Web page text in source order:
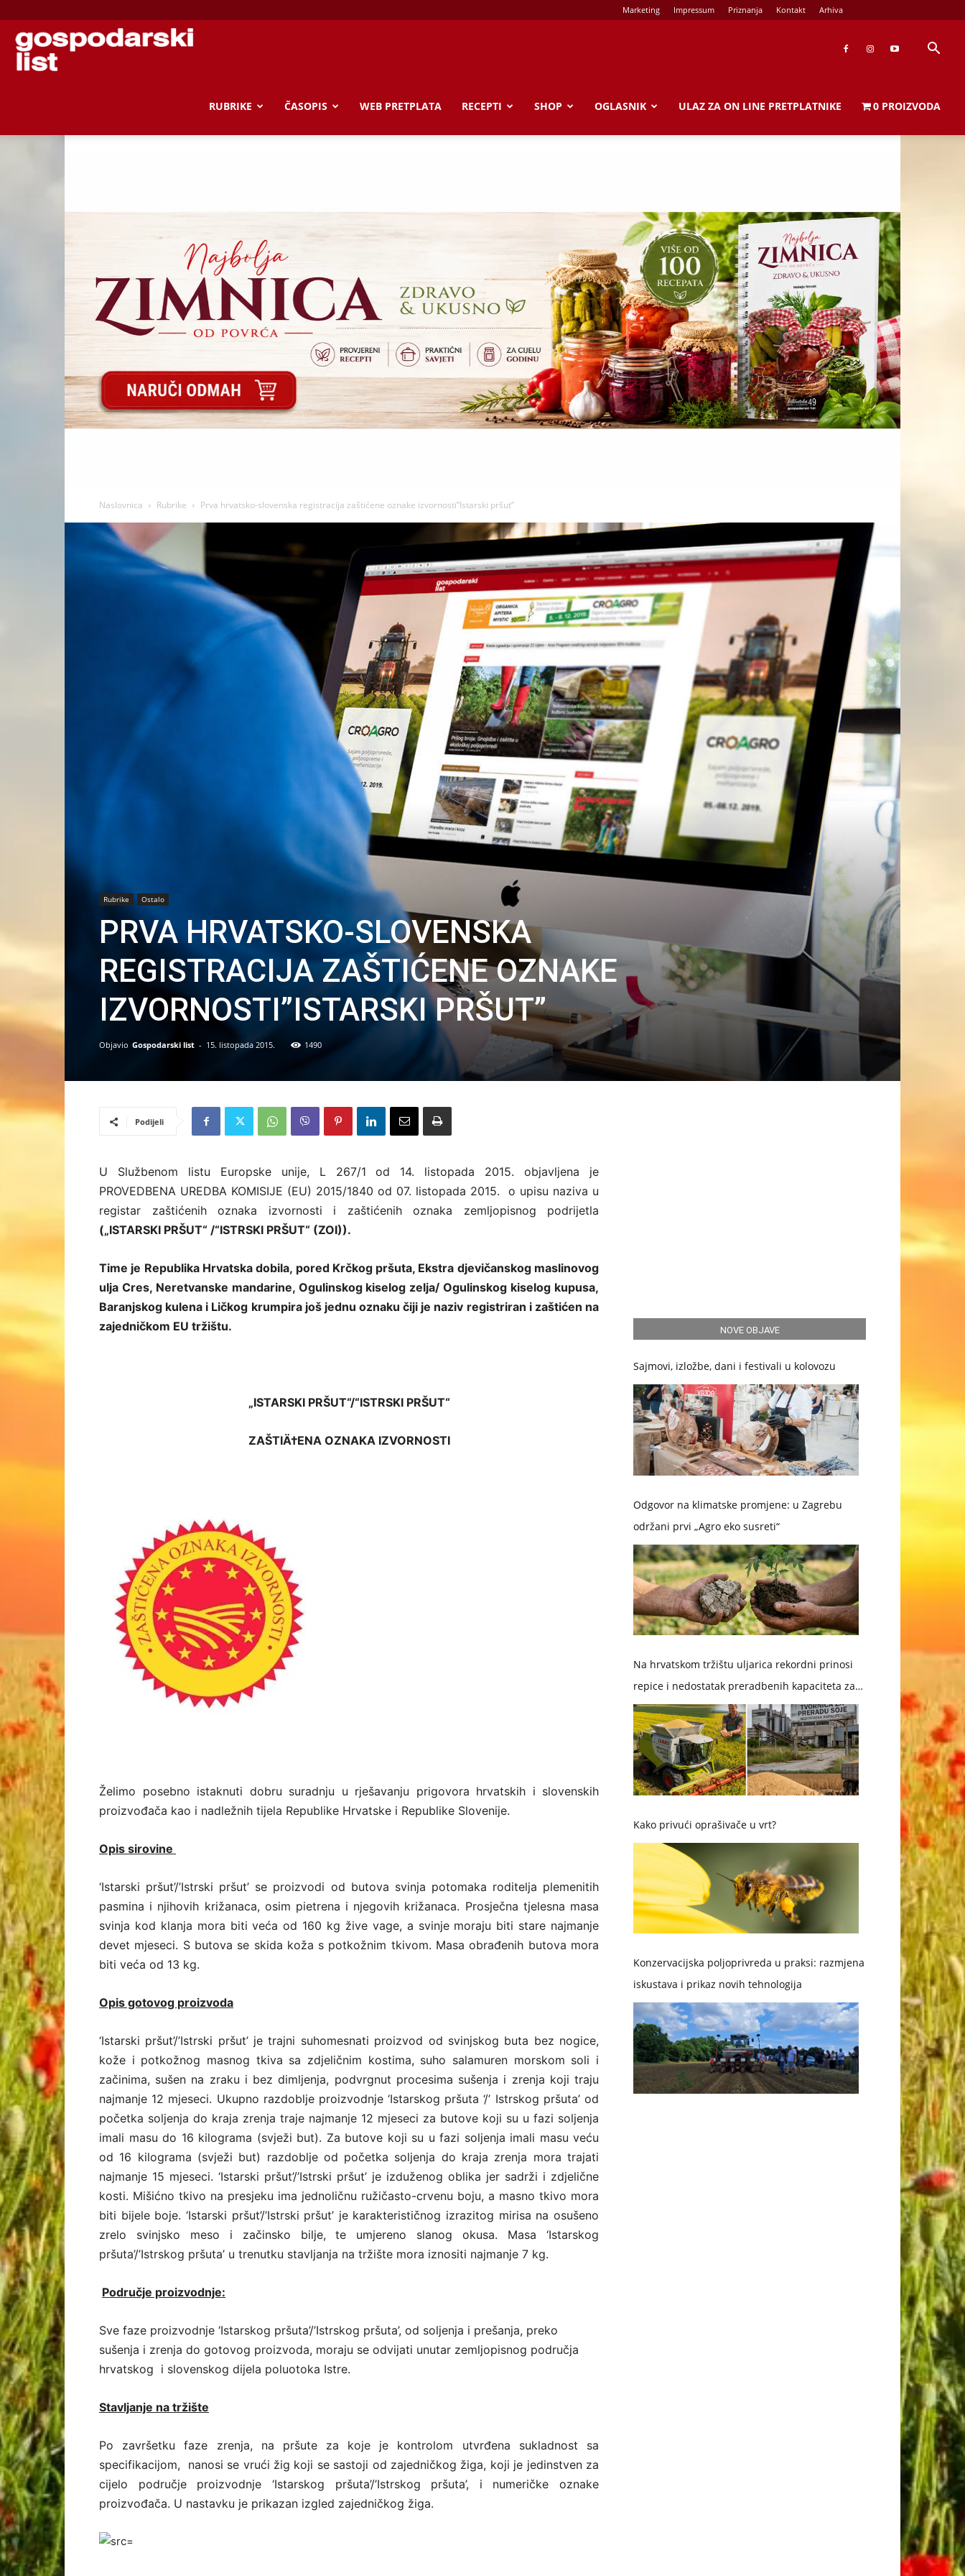
Marketing Impressum Priznanja Kontakt Arhiva
Gospodarski
RUBRIKE ČASOPIS WEB PRETPLATA RECEPTI SHOP OGLASNIK ULAZ ZA ON LINE PRETPLATNIKE 0 PROIZVODA
Naslovnica Rubrike Prva hrvatsko-slovenska registracija zaštićene oznake izvornosti”Istarski pršut”
Rubrike Ostalo
PRVA HRVATSKO-SLOVENSKA
REGISTRACIJA ZAŠTIĆENE OZNAKE
IZVORNOSTI”ISTARSKI PRŠUT”
Objavio Gospodarski list - 15. listopada 2015. 1490
Podijeli
U Službenom listu Europske unije, L 267/1 od 14. listopada 2015. objavljena je
PROVEDBENA UREDBA KOMISIJE (EU) 2015/1840 od 07. listopada 2015. o upisu naziva u
registar zaštićenih oznaka izvornosti i zaštićenih oznaka zemljopisnog podrijetla
(„ISTARSKI PRŠUT“ /“ISTRSKI PRŠUT“ (ZOI)).
Time je Republika Hrvatska dobila, pored Krčkog pršuta, Ekstra djevičanskog maslinovog
ulja Cres, Neretvanske mandarine, Ogulinskog kiselog zelja/ Ogulinskog kiselog kupusa,
Baranjskog kulena i Ličkog krumpira još jednu oznaku čiji je naziv registriran i zaštićen na
zajedničkom EU tržištu.
„ISTARSKI PRŠUT“/“ISTRSKI PRŠUT“
ZAŠTIÄ†ENA OZNAKA IZVORNOSTI
Želimo posebno istaknuti dobru suradnju u rješavanju prigovora hrvatskih i slovenskih
proizvođača kao i nadležnih tijela Republike Hrvatske i Republike Slovenije.
Opis sirovine
‘Istarski pršut’/’Istrski pršut’ se proizvodi od butova svinja potomaka roditelja plemenitih
pasmina i njihovih križanaca, osim pietrena i njegovih križanaca. Prosječna tjelesna masa
svinja kod klanja mora biti veća od 160 kg žive vage, a svinje moraju biti stare najmanje
devet mjeseci. S butova se skida koža s potkožnim tkivom. Masa obrađenih butova mora
biti veća od 13 kg.
Opis gotovog proizvoda
‘Istarski pršut’/’Istrski pršut’ je trajni suhomesnati proizvod od svinjskog buta bez nogice,
kože i potkožnog masnog tkiva sa zdjeličnim kostima, suho salamuren morskom soli i
začinima, sušen na zraku i bez dimljenja, podvrgnut procesima sušenja i zrenja koji traju
najmanje 12 mjeseci. Ukupno razdoblje proizvodnje ‘Istarskog pršuta ‘/’ Istrskog pršuta’ od
početka soljenja do kraja zrenja traje najmanje 12 mjeseci za butove koji su u fazi soljenja
imali masu do 16 kilograma (svježi but). Za butove koji su u fazi soljenja imali masu veću
od 16 kilograma (svježi but) razdoblje od početka soljenja do kraja zrenja mora trajati
najmanje 15 mjeseci. ‘Istarski pršut’/’Istrski pršut’ je izduženog oblika jer sadrži i zdjelične
kosti. Mišićno tkivo na presjeku ima jednoličnu ružičasto-crvenu boju, a masno tkivo mora
biti bijele boje. ‘Istarski pršut’/’Istrski pršut’ je karakterističnog izrazitog mirisa na osušeno
zrelo svinjsko meso i začinsko bilje, te umjereno slanog okusa. Masa ‘Istarskog
pršuta’/’Istrskog pršuta’ u trenutku stavljanja na tržište mora iznositi najmanje 7 kg.
Područje proizvodnje:
Sve faze proizvodnje ‘Istarskog pršuta’/’Istrskog pršuta’, od soljenja i prešanja, preko
sušenja i zrenja do gotovog proizvoda, moraju se odvijati unutar zemljopisnog područja
hrvatskog i slovenskog dijela poluotoka Istre.
Stavljanje na tržište
Po završetku faze zrenja, na pršute za koje je kontrolom utvrđena sukladnost sa
specifikacijom, nanosi se vrući žig koji se sastoji od zajedničkog žiga, koji je jedinstven za
cijelo područje proizvodnje ‘Istarskog pršuta’/’Istrskog pršuta’, i numeričke oznake
proizvođača. U nastavku je prikazan izgled zajedničkog žiga.
NOVE OBJAVE
Sajmovi, izložbe, dani i festivali u kolovozu
Odgovor na klimatske promjene: u Zagrebu
održani prvi „Agro eko susreti“
Na hrvatskom tržištu uljarica rekordni prinosi
repice i nedostatak preradbenih kapaciteta za
soju
Kako privući oprašivače u vrt?
Konzervacijska poljoprivreda u praksi: razmjena
iskustava i prikaz novih tehnologija